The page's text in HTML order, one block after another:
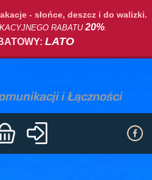
- słońce, deszcz i do walizki.
RABATU20%.
LATO